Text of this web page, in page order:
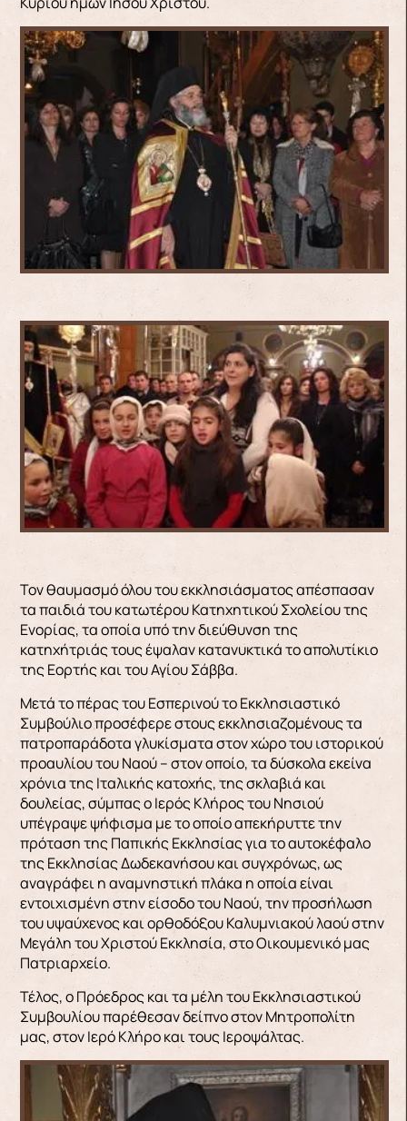
Τον θαυμασμό όλου του εκκλησιάσματος απέσπασαν
τα παιδιά του κατωτέρου Κατηχητικού Σχολείου της
Ενορίας, τα οποία υπό την διεύθυνση της
κατηχήτριάς τους έψαλαν κατανυκτικά το απολυτίκιο
της Εορτής και του Αγίου Σάββα.
Μετά το πέρας του Εσπερινού το Εκκλησιαστικό
Συμβούλιο προσέφερε στους εκκλησιαζομένους τα
πατροπαράδοτα γλυκίσματα στον χώρο του ιστορικού
προαυλίου του Ναού – στον οποίο, τα δύσκολα εκείνα
χρόνια της Ιταλικής κατοχής, της σκλαβιά και
δουλείας, σύμπας ο Ιερός Κλήρος του Νησιού
υπέγραψε ψήφισμα με το οποίο απεκήρυττε την
πρόταση της Παπικής Εκκλησίας για το αυτοκέφαλο
της Εκκλησίας Δωδεκανήσου και συγχρόνως, ως
αναγράφει η αναμνηστική πλάκα η οποία είναι
εντοιχισμένη στην είσοδο του Ναού, την προσήλωση
του υψαύχενος και ορθοδόξου Καλυμνιακού λαού στην
Μεγάλη του Χριστού Εκκλησία, στο Οικουμενικό μας
Πατριαρχείο.
Τέλος, ο Πρόεδρος και τα μέλη του Εκκλησιαστικού
Συμβουλίου παρέθεσαν δείπνο στον Μητροπολίτη
μας, στον Ιερό Κλήρο και τους Ιεροψάλτας.